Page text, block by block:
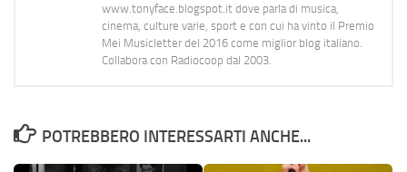
www.tonyface.blogspot.it dove parla di musica,
cinema, culture varie, sport e con cui ha vinto il Premio
Mei Musicletter del 2016 come miglior blog italiano.
Collabora con Radiocoop dal 2003.
POTREBBERO INTERESSARTI ANCHE...